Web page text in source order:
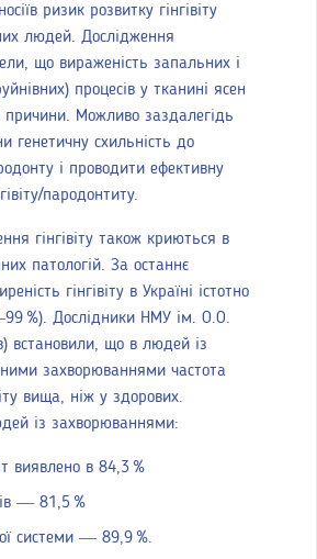
ризик розвитку гінгівіту
людей. Дослідження
що вираженість запальних і
процесів у тканині ясен
причини. Можливо заздалегідь
генетичну схильність до
і проводити ефективну
пародонтиту.
гінгівіту також криються в
патологій. За останнє
гінгівіту в Україні істотно
%). Дослідники НМУ ім. О.О.
встановили, що в людей із
захворюваннями частота
вища, ніж у здорових.
із захворюваннями:
виявлено в 84,3 %
— 81,5 %
системи — 89,9 %.